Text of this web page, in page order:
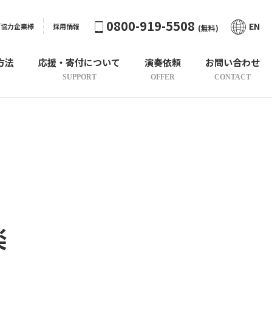
法 応援・寄付について
SUPPORT
演奏依頼
OFFER
お問い合わせ
CONTACT
力企業様 採用情報 0800-919-5508 (無料) EN